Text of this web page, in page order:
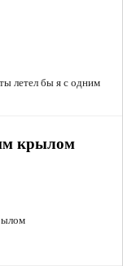
летел бы я с одним
крылом